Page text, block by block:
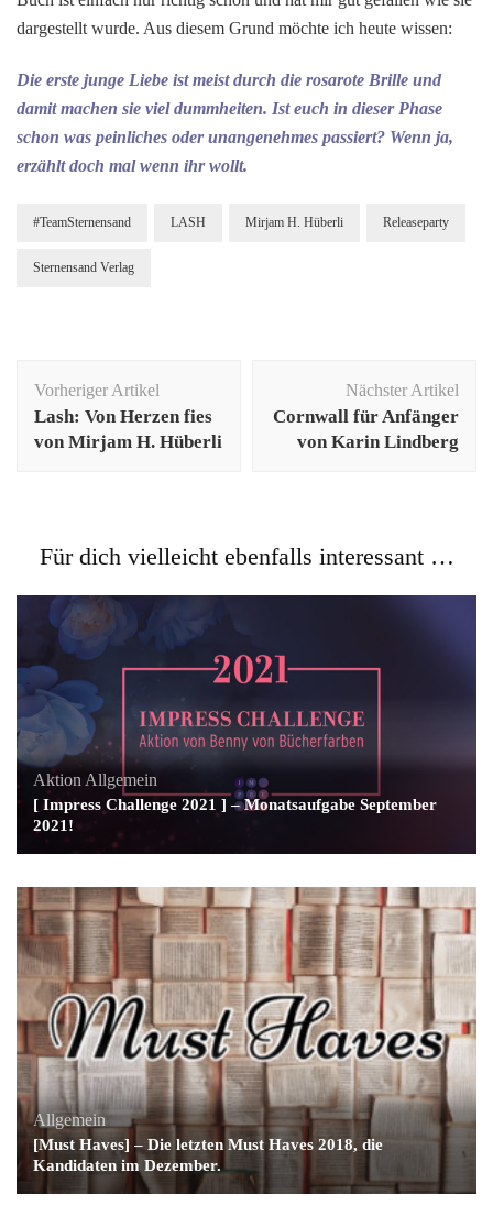
dargestellt wurde. Aus diesem Grund möchte ich heute wissen:
Die erste junge Liebe ist meist durch die rosarote Brille und
damit machen sie viel dummheiten. Ist euch in dieser Phase
schon was peinliches oder unangenehmes passiert? Wenn ja,
erzählt doch mal wenn ihr wollt.
#TeamSternensand LASH Mirjam H. Hüberli Releaseparty
Sternensand Verlag
Vorheriger Artikel
Lash: Von Herzen fies
von Mirjam H. Hüberli
Nächster Artikel
Cornwall für Anfänger
von Karin Lindberg
Für dich vielleicht ebenfalls interessant …
Aktion Allgemein
[ Impress Challenge 2021 ] – Monatsaufgabe September
2021!
Allgemein
[Must Haves] – Die letzten Must Haves 2018, die
Kandidaten im Dezember.